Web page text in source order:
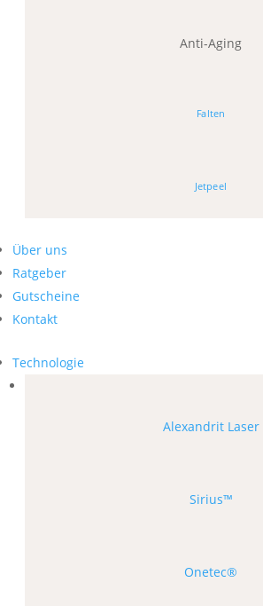
Anti-Aging
Falten
Jetpeel
Über uns
Ratgeber
Gutscheine
Kontakt
Technologie
Alexandrit Laser
Sirius™
Onetec®